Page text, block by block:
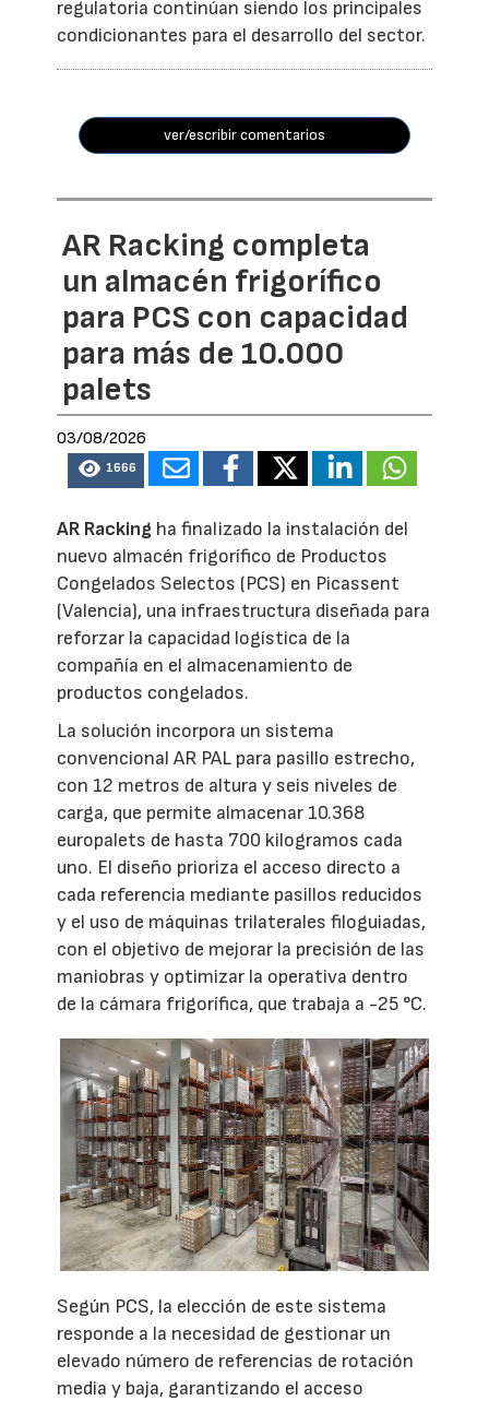
regulatoria continúan siendo los principales
condicionantes para el desarrollo del sector.
ver/escribir comentarios
AR Racking completa
un almacén frigorífico
para PCS con capacidad
para más de 10.000
palets
03/08/2026
1666
AR Racking ha finalizado la instalación del
nuevo almacén frigorífico de Productos
Congelados Selectos (PCS) en Picassent
(Valencia), una infraestructura diseñada para
reforzar la capacidad logística de la
compañía en el almacenamiento de
productos congelados.
La solución incorpora un sistema
convencional AR PAL para pasillo estrecho,
con 12 metros de altura y seis niveles de
carga, que permite almacenar 10.368
europalets de hasta 700 kilogramos cada
uno. El diseño prioriza el acceso directo a
cada referencia mediante pasillos reducidos
y el uso de máquinas trilaterales filoguiadas,
con el objetivo de mejorar la precisión de las
maniobras y optimizar la operativa dentro
de la cámara frigorífica, que trabaja a -25 °C.
Según PCS, la elección de este sistema
responde a la necesidad de gestionar un
elevado número de referencias de rotación
media y baja, garantizando el acceso